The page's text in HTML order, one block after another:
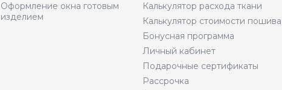
Оформление окна готовым
изделием
Калькулятор расхода ткани
Калькулятор стоимости пошива
Бонусная программа
Личный кабинет
Подарочные сертификаты
Рассрочка